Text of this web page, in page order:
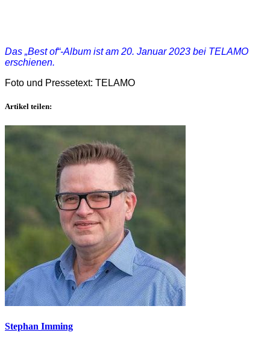
Das „Best of“-Album ist am 20. Januar 2023 bei TELAMO
erschienen.
Foto und Pressetext: TELAMO
Artikel teilen:
Stephan Imming